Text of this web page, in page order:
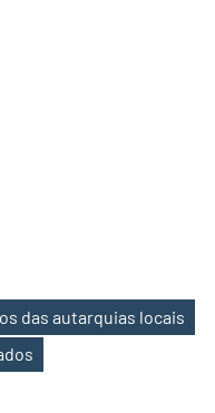
das autarquias locais